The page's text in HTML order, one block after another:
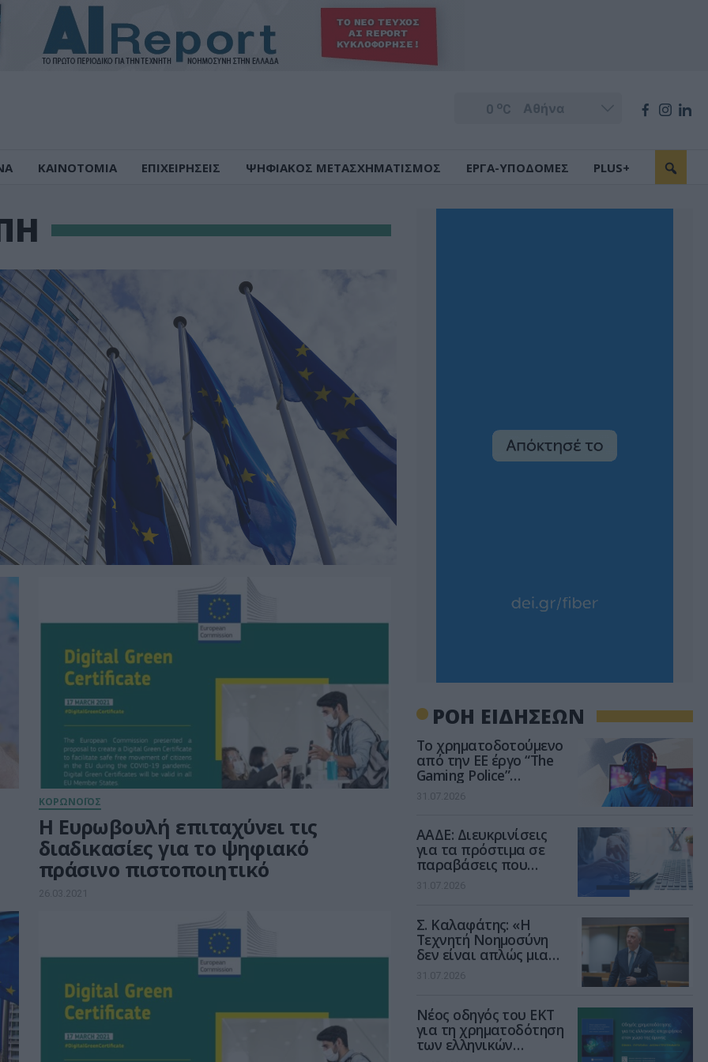
0 oC
ΚΑΙΝΟΤΟΜΙΑ ΕΠΙΧΕΙΡΗΣΕΙΣ ΨΗΦΙΑΚΟΣ ΜΕΤΑΣΧΗΜΑΤΙΣΜΟΣ ΕΡΓΑ-ΥΠΟΔΟΜΕΣ PLUS+
ΚΟΡΩΝΟΪΟΣ
Η Ευρωβουλή επιταχύνει τις
διαδικασίες για το ψηφιακό
πράσινο πιστοποιητικό
26.03.2021
ΡΟΗ ΕΙΔΗΣΕΩΝ
Το χρηματοδοτούμενο
από την ΕΕ έργο “The
Gaming Police”
ενισχύει την ασφάλεια
των παιδιών στο
31.07.2026
ΑΑΔΕ: Διευκρινίσεις
για τα πρόστιμα σε
παραβάσεις που
αφορούν τους ΦΗΜ
31.07.2026
Σ. Καλαφάτης: «Η
Τεχνητή Νοημοσύνη
δεν είναι απλώς μια
νέα τεχνολογία, είναι
μια νέα βιομηχανική
31.07.2026
Νέος οδηγός του ΕΚΤ
για τη χρηματοδότηση
των ελληνικών